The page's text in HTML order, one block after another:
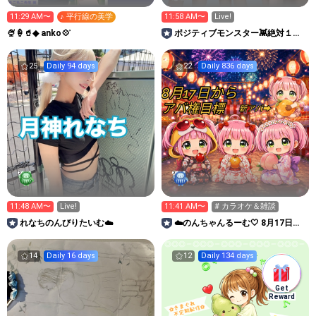
Get
Reward
11:29 AM〜 ♪ 平行線の美学
­­­🍨‪🍦‬🥤◆ ‬anko💠 ͗
11:58 AM〜 Live!
ポジティブモンスター👾絶対１位
25 Daily 94 days
11:48 AM〜 Live!
れなちのんびりたいむ☁️
22 Daily 836 days
11:41 AM〜 # カラオケ＆雑談
︎︎☁️︎︎のんちゃんるーむ︎🤍 8月17日ガ
14 Daily 16 days 12 Daily 134 days